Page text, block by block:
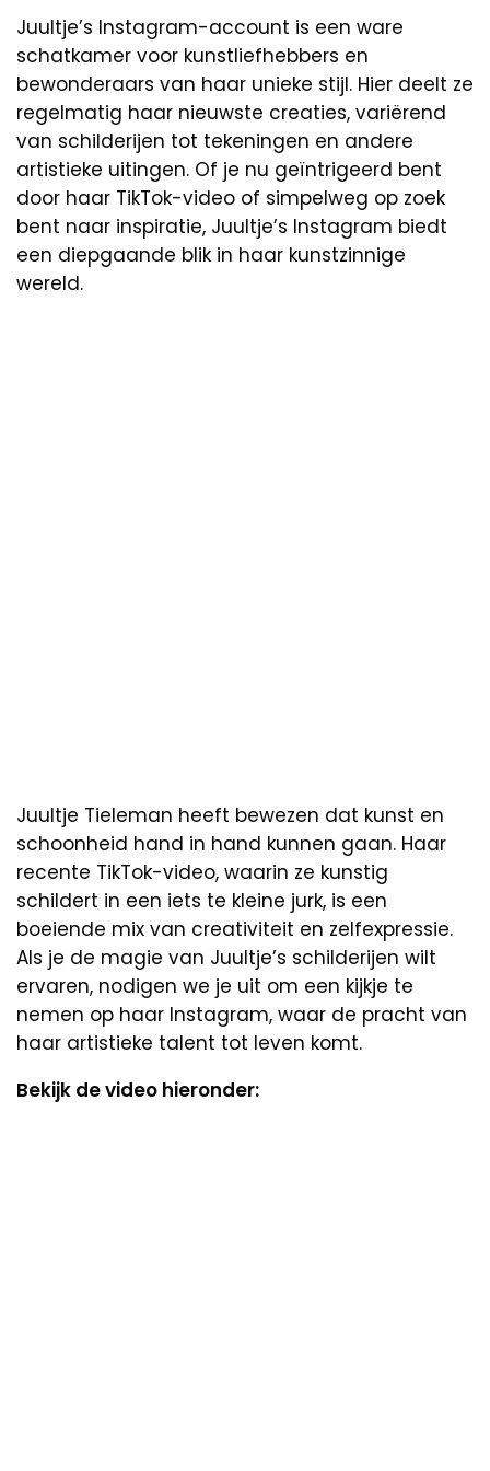
Juultje’s Instagram-account is een ware
schatkamer voor kunstliefhebbers en
bewonderaars van haar unieke stijl. Hier deelt ze
regelmatig haar nieuwste creaties, variërend
van schilderijen tot tekeningen en andere
artistieke uitingen. Of je nu geïntrigeerd bent
door haar TikTok-video of simpelweg op zoek
bent naar inspiratie, Juultje’s Instagram biedt
een diepgaande blik in haar kunstzinnige
wereld.
Juultje Tieleman heeft bewezen dat kunst en
schoonheid hand in hand kunnen gaan. Haar
recente TikTok-video, waarin ze kunstig
schildert in een iets te kleine jurk, is een
boeiende mix van creativiteit en zelfexpressie.
Als je de magie van Juultje’s schilderijen wilt
ervaren, nodigen we je uit om een kijkje te
nemen op haar Instagram, waar de pracht van
haar artistieke talent tot leven komt.
Bekijk de video hieronder: